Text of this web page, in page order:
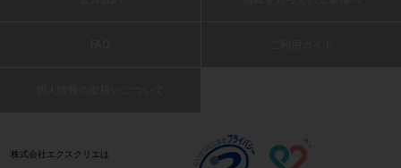
画像は、1つのアンケートにつき必ず1枚でお送りくだ
: 0
株式会社エクスクリエは